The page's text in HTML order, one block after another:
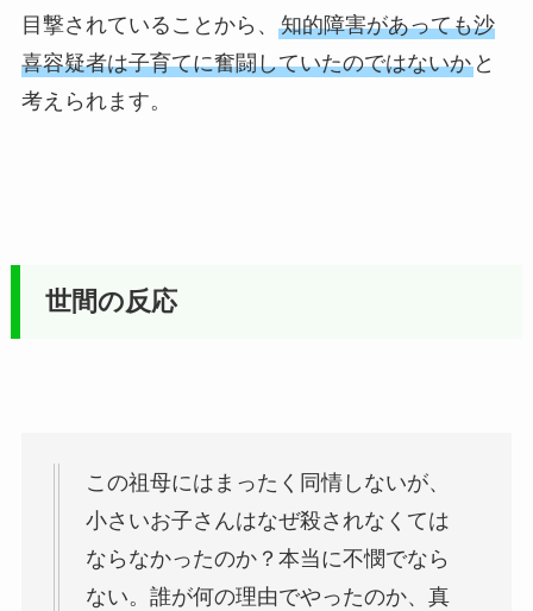
目撃されていることから、 知的障害があっても沙
喜容疑者は子育てに奮闘していたのではないかと
考えられます。
世間の反応
この祖母にはまったく同情しないが、
小さいお子さんはなぜ殺されなくては
ならなかったのか？本当に不憫でなら
ない。誰が何の理由でやったのか、真